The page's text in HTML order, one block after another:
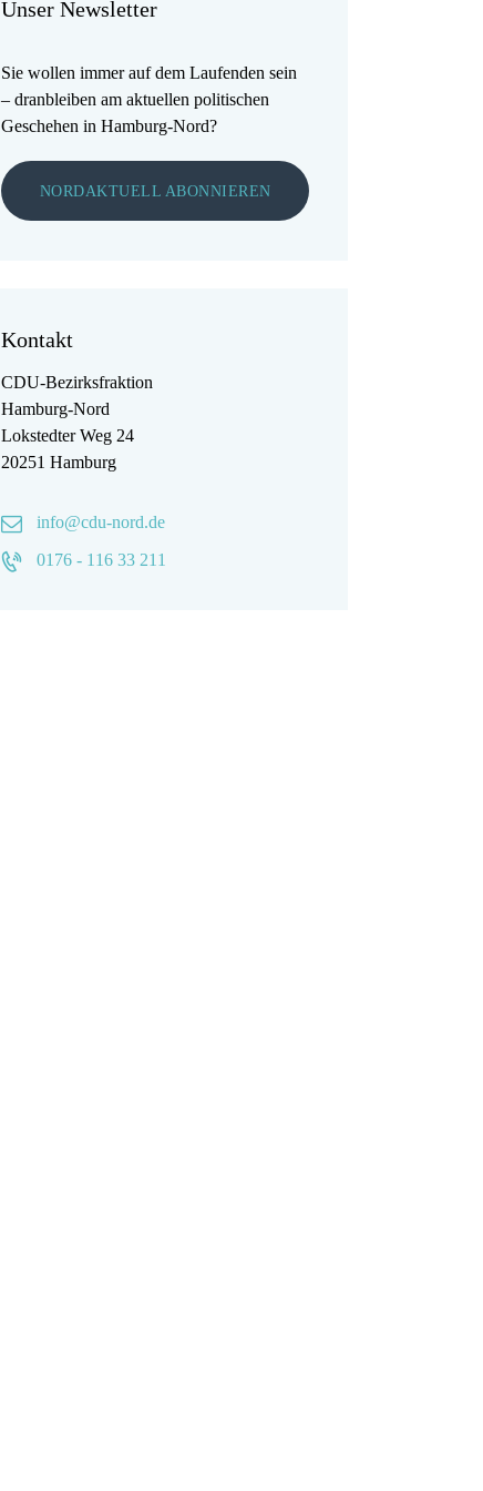
Unser Newsletter
Sie wollen immer auf dem Laufenden sein
– dranbleiben am aktuellen politischen
Geschehen in Hamburg-Nord?
NORDAKTUELL ABONNIEREN
Kontakt
CDU-Bezirksfraktion
Hamburg-Nord
Lokstedter Weg 24
20251 Hamburg
info@cdu-nord.de
0176 - 116 33 211